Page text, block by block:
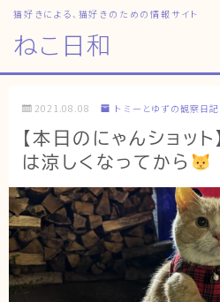
ねこ日和
猫好きによる、猫好きのための情報サイト
MENU
ねこ日和
どっちがいい？
猫暮らしの平均
猫のなぜ？
ゆずとシンバの日常
2021.08.08 トミーとゆずの観察日記
【本日のにゃんショット】
は涼しくなってから